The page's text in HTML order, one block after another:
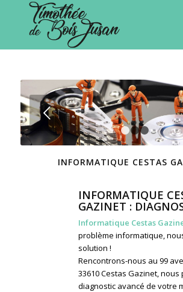
Suivant
INFORMATIQUE CESTAS
INFORMATIQUE
GAZINET :
Informatique Cestas
problème informatique,
solution !
Rencontrons-nous au 99
33610 Cestas Gazinet,
diagnostic avancé de votre